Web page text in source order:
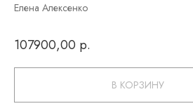
рабочей
Барные
Вазы
Елена Алексенко
107900,00 р.
В КОРЗИНУ